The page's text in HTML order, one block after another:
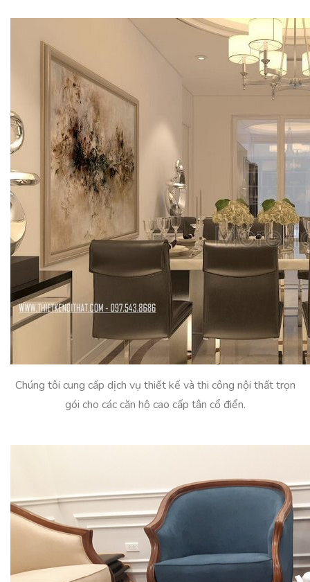
Chúng tôi cung cấp dịch vụ thiết kế và thi công nội thất trọn
gói cho các căn hộ cao cấp tân cổ điển.